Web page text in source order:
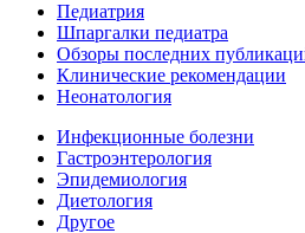
Педиатрия
Шпаргалки педиатра
Обзоры последних
Клинические рекомендации
Неонатология
Инфекционные болезни
Гастроэнтерология
Эпидемиология
Диетология
Другое